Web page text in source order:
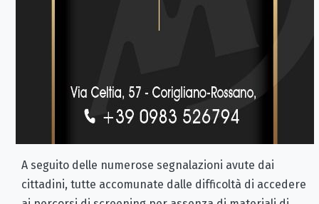
A seguito delle numerose segnalazioni avute dai
cittadini, tutte accomunate dalle difficoltà di accedere